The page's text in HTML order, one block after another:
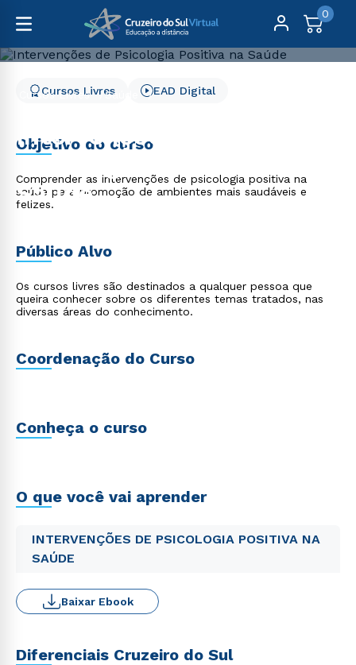
0
Cursos Livres
Saúde
Intervenções de
Psicologia Positiva na
Saúde
Cursos Livres EAD Digital
Objetivo do curso
Comprender as intervenções de psicologia positiva na
saúde para promoção de ambientes mais saudáveis e
felizes.
Público Alvo
Os cursos livres são destinados a qualquer pessoa que
queira conhecer sobre os diferentes temas tratados, nas
diversas áreas do conhecimento.
Coordenação do Curso
Conheça o curso
O que você vai aprender
INTERVENÇÕES DE PSICOLOGIA POSITIVA NA
SAÚDE
Baixar Ebook
Diferenciais Cruzeiro do Sul